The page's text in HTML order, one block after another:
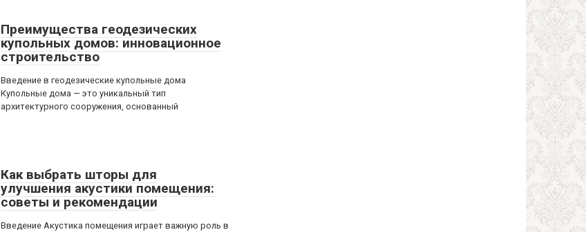
Преимущества геодезических
купольных домов: инновационное
строительство
Введение в геодезические купольные дома
Купольные дома — это уникальный тип
архитектурного сооружения, основанный
Как выбрать шторы для
улучшения акустики помещения:
советы и рекомендации
Введение Акустика помещения играет важную роль в